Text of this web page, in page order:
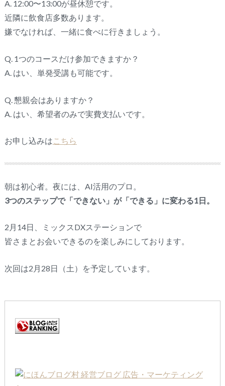
A. 12:00〜13:00が昼休憩です。
近隣に飲食店多数あります。
嫌でなければ、一緒に食べに行きましょう。
Q. 1つのコースだけ参加できますか？
A. はい、単発受講も可能です。
Q . 懇親会はありますか？
A . はい、希望者のみで実費支払いです。
お申し込みはこちら
朝は初心者。夜には、AI活用のプロ。
3つのステップで「できない」が「できる」に変わる1日。
2月14日、ミックスDXステーションで
皆さまとお会いできるのを楽しみにしております。
次回は2月28日（土）を予定しています。